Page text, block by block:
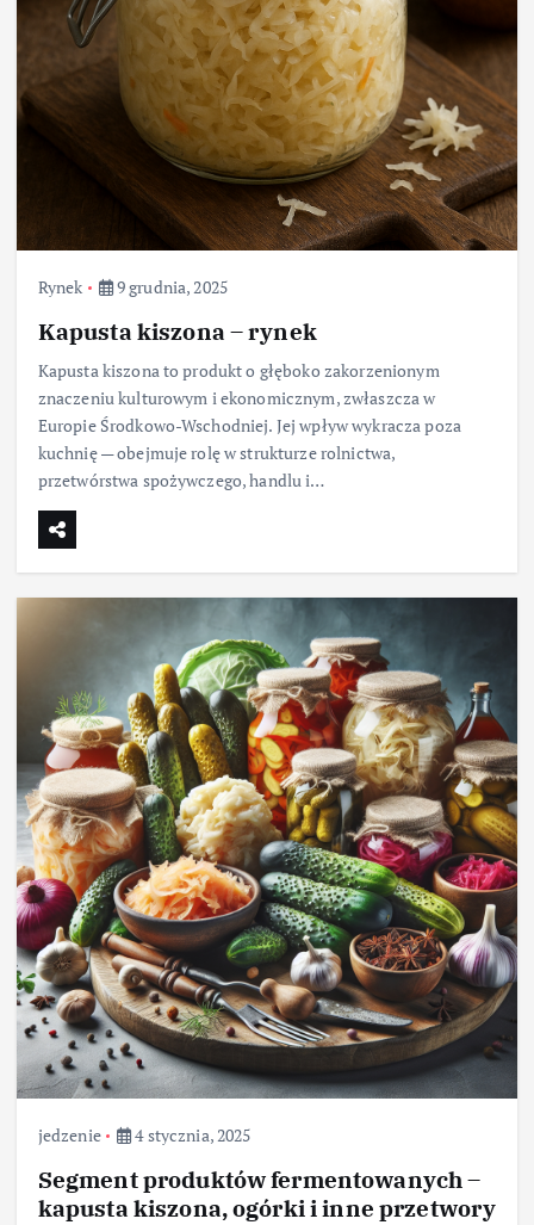
Rynek 9 grudnia, 2025
Kapusta kiszona – rynek
Kapusta kiszona to produkt o głęboko zakorzenionym
znaczeniu kulturowym i ekonomicznym, zwłaszcza w
Europie Środkowo-Wschodniej. Jej wpływ wykracza poza
kuchnię — obejmuje rolę w strukturze rolnictwa,
przetwórstwa spożywczego, handlu i…
jedzenie 4 stycznia, 2025
Segment produktów fermentowanych –
kapusta kiszona, ogórki i inne przetwory